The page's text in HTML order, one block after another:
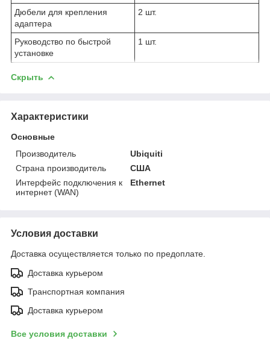
Дюбели для крепления
адаптера
2 шт.
Руководство по быстрой
установке
1 шт.
Скрыть
Характеристики
Основные
Производитель
Ubiquiti
Страна производитель
США
Интерфейс подключения к
интернет (WAN)
Ethernet
Условия доставки
Доставка осуществляется только по предоплате.
Доставка курьером
Транспортная компания
Доставка курьером
Все условия доставки